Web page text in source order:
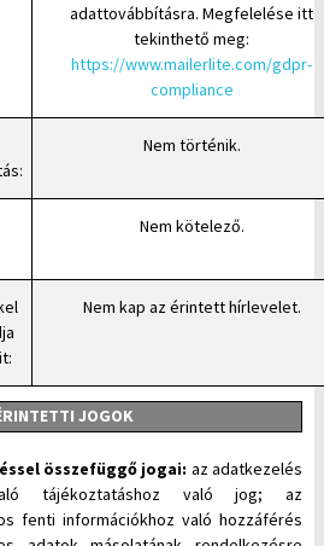
adattovábbításra. Megfelelése itt
tekinthető meg:
https://www.mailerlite.com/gdpr-
compliance
Nem történik.
Nem kötelező.
Nem kap az érintett hírlevelet.
JOGOK
összefüggő jogai: az adatkezelés
tájékoztatáshoz való jog; az
fenti információkhoz való hozzáférés